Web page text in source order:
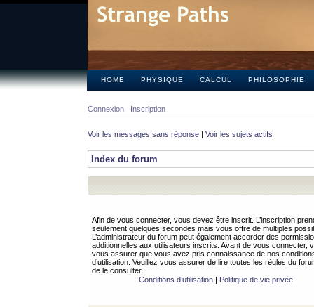
HOME PHYSIQUE CALCUL PHILOSOPHIE
Connexion Inscription
Voir les messages sans réponse | Voir les sujets actifs
Index du forum
Afin de vous connecter, vous devez être inscrit. L’inscription
seulement quelques secondes mais vous offre de multiples
L’administrateur du forum peut également accorder des
additionnelles aux utilisateurs inscrits. Avant de vous connecter,
vous assurer que vous avez pris connaissance de nos
d’utilisation. Veuillez vous assurer de lire toutes les règles du
de le consulter.
Conditions d’utilisation| Politique de vie privée